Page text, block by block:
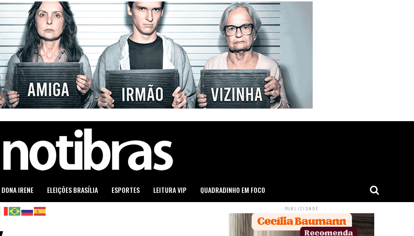
DONA IRENE ELEIÇÕES BRASÍLIA ESPORTES LEITURA VIP QUADRADINHO EM FOCO
PUBLICIDADE